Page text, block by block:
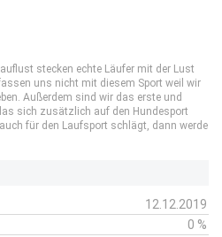
stecken echte Läufer mit der Lust
uns nicht mit diesem Sport weil wir
Außerdem sind wir das erste und
sich zusätzlich auf den Hundesport
für den Laufsport schlägt, dann werde
12.12.2019
0 %